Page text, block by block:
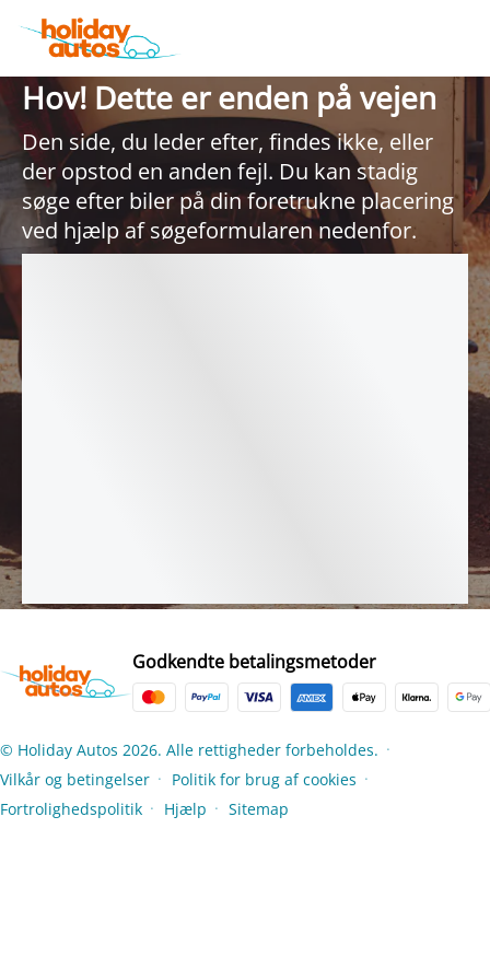
Hov! Dette er enden på vejen
Den side, du leder efter, findes ikke, eller
der opstod en anden fejl. Du kan stadig
søge efter biler på din foretrukne placering
ved hjælp af søgeformularen nedenfor.
Godkendte betalingsmetoder
© Holiday Autos 2026. Alle rettigheder forbeholdes. ●
Vilkår og betingelser ● Politik for brug af cookies ●
Fortrolighedspolitik ● Hjælp ● Sitemap